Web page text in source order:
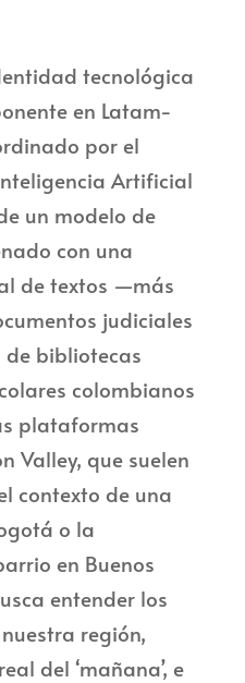
tecnológica
en Latam-
por el
Artificial
un modelo de
con una
de textos —más
judiciales
bibliotecas
colombianos
plataformas
Valley, que suelen
contexto de una
o la
en Buenos
entender los
región,
del ‘mañana’, e